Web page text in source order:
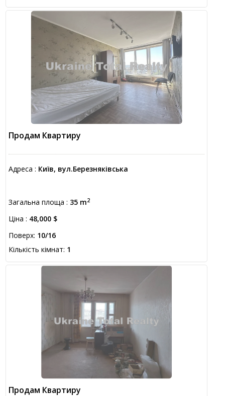
Продам Квартиру
Адреса : Київ, вул.Березняківська
Загальна площа : 35 m2
Ціна : 48,000 $
Поверх: 10/16
Кількість кімнат: 1
Продам Квартиру